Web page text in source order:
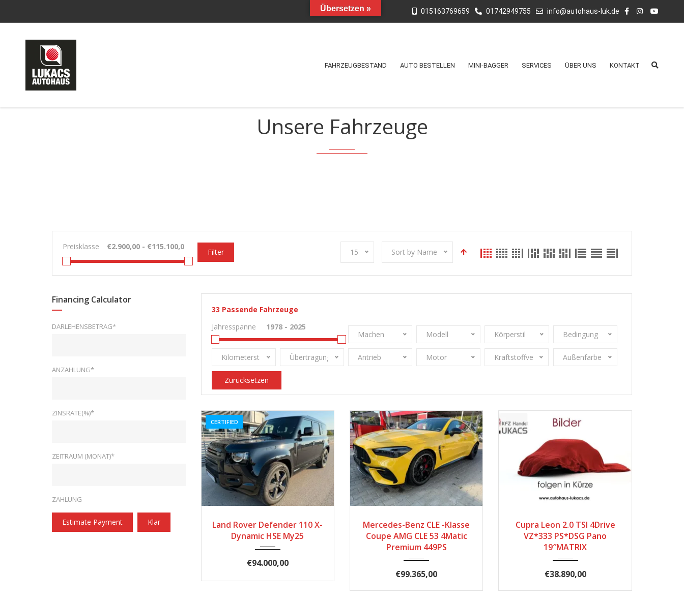
015163769659 01742949755 info@autohaus-luk.de
FAHRZEUGBESTAND AUTO BESTELLEN MINI-BAGGER SERVICES ÜBER UNS KONTAKT
Unsere Fahrzeuge
Preisklasse
Filter 15 Sort by Name
Financing Calculator
DARLEHENSBETRAG*
ANZAHLUNG*
ZINSRATE(%)*
ZEITRAUM (MONAT)*
ZAHLUNG
Estimate Payment Klar
33 Passende Fahrzeuge
Jahresspanne
Machen Modell Körperstil Bedingung
Kilometerstand Übertragung Antrieb Motor Kraftstoffverbrauch Außenfarbe
Zurücksetzen
CERTIFIED
Land Rover Defender 110 X-
Dynamic HSE My25
€94.000,00
Mercedes-Benz CLE -Klasse
Coupe AMG CLE 53 4Matic
Premium 449PS
€99.365,00
Cupra Leon 2.0 TSI 4Drive
VZ*333 PS*DSG Pano
19″MATRIX
€38.890,00
Übersetzen »